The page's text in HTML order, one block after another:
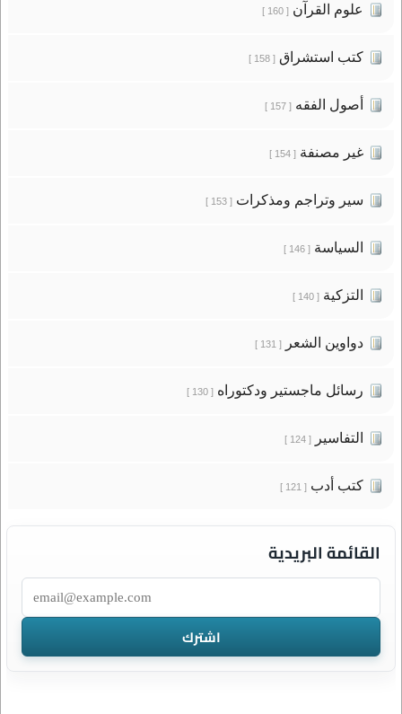
علوم القرآن[ 160 ]
كتب استشراق[ 158 ]
أصول الفقه[ 157 ]
غير مصنفة[ 154 ]
سير وتراجم ومذكرات[ 153 ]
السياسة[ 146 ]
التزكية[ 140 ]
دواوين الشعر[ 131 ]
رسائل ماجستير ودكتوراه[ 130 ]
التفاسير[ 124 ]
كتب أدب[ 121 ]
القائمة البريدية